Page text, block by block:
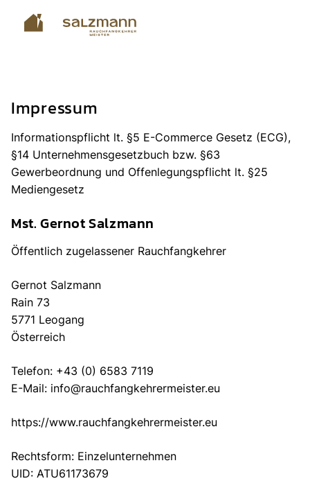
content
Impressum
Informationspflicht lt. §5 E-Commerce Gesetz (ECG),
§14 Unternehmensgesetzbuch bzw. §63
Gewerbeordnung und Offenlegungspflicht lt. §25
Mediengesetz
Mst. Gernot Salzmann
Öffentlich zugelassener Rauchfangkehrer
Gernot Salzmann
Rain 73
5771 Leogang
Österreich
Telefon: +43 (0) 6583 7119
E-Mail: info@rauchfangkehrermeister.eu
https://www.rauchfangkehrermeister.eu
Rechtsform: Einzelunternehmen
UID: ATU61173679